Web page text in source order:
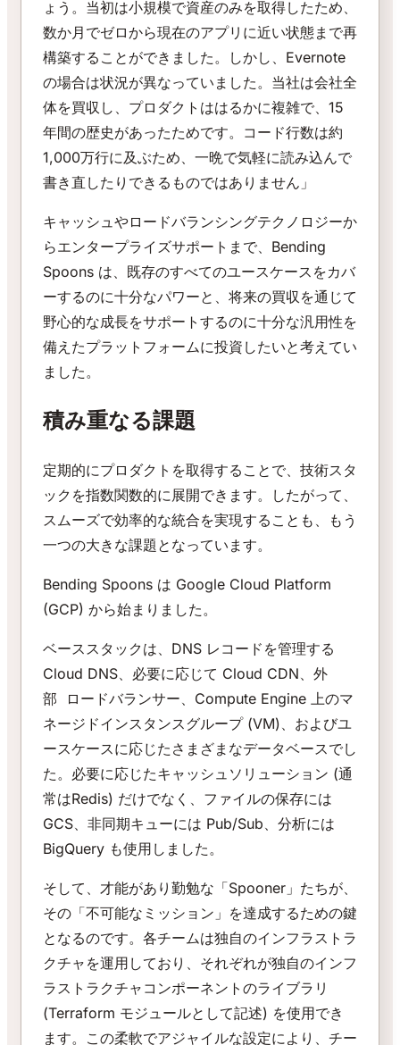
ょう。当初は小規模で資産のみを取得したため、
数か月でゼロから現在のアプリに近い状態まで再
構築することができました。しかし、Evernote
の場合は状況が異なっていました。当社は会社全
体を買収し、プロダクトははるかに複雑で、15
年間の歴史があったためです。コード行数は約
1,000万行に及ぶため、一晩で気軽に読み込んで
書き直したりできるものではありません」
キャッシュやロードバランシングテクノロジーか
らエンタープライズサポートまで、Bending
Spoons は、既存のすべてのユースケースをカバ
ーするのに十分なパワーと、将来の買収を通じて
野心的な成長をサポートするのに十分な汎用性を
備えたプラットフォームに投資したいと考えてい
ました。
積み重なる課題
定期的にプロダクトを取得することで、技術スタ
ックを指数関数的に展開できます。したがって、
スムーズで効率的な統合を実現することも、もう
一つの大きな課題となっています。
Bending Spoons は Google Cloud Platform
(GCP) から始まりました。
ベーススタックは、DNS レコードを管理する
Cloud DNS、必要に応じて Cloud CDN、外
部 ロードバランサー、Compute Engine 上のマ
ネージドインスタンスグループ (VM)、およびユ
ースケースに応じたさまざまなデータベースでし
た。必要に応じたキャッシュソリューション (通
常はRedis) だけでなく、ファイルの保存には
GCS、非同期キューには Pub/Sub、分析には
BigQuery も使用しました。
そして、才能があり勤勉な「Spooner」たちが、
その「不可能なミッション」を達成するための鍵
となるのです。各チームは独自のインフラストラ
クチャを運用しており、それぞれが独自のインフ
ラストラクチャコンポーネントのライブラリ
(Terraform モジュールとして記述) を使用でき
ます。この柔軟でアジャイルな設定により、チー